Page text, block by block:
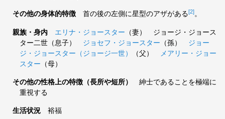
その他の身体的特徴 首の後の左側に星型のアザがある[2]。
親族・身内 エリナ・ジョースター （妻） ジョージ・ジョース
ター二世（息子） ジョセフ・ジョースター （孫） ジョー
ジ・ジョースター（ジョージ一世）
（父）
メアリー・ジョー
スター （母）
その他の性格上の特徴（長所や短所）
紳士であることを極端に
重視する
生活状況 裕福